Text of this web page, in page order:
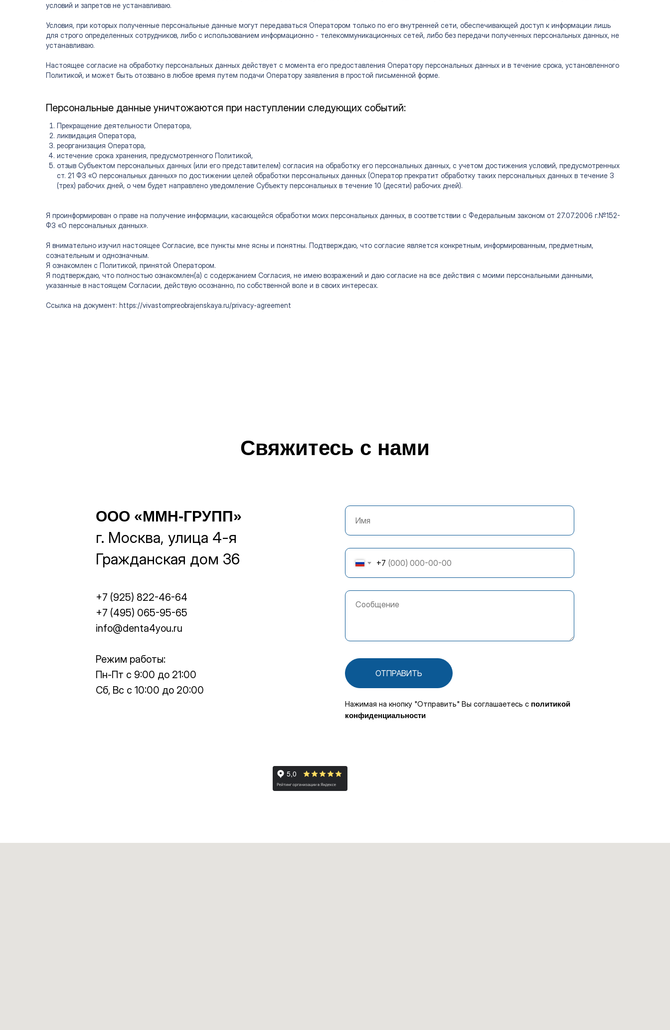
условий и запретов не устанавливаю.
Условия, при которых полученные персональные данные могут передаваться Оператором только по его внутренней сети, обеспечивающей доступ к информации лишь
для строго определенных сотрудников, либо с использованием информационно - телекоммуникационных сетей, либо без передачи полученных персональных данных, не
устанавливаю.
Настоящее согласие на обработку персональных данных действует с момента его предоставления Оператору персональных данных и в течение срока, установленного
Политикой, и может быть отозвано в любое время путем подачи Оператору заявления в простой письменной форме.
Персональные данные уничтожаются при наступлении следующих событий:
Прекращение деятельности Оператора,
ликвидация Оператора,
реорганизация Оператора,
истечение срока хранения, предусмотренного Политикой,
отзыв Субъектом персональных данных (или его представителем) согласия на обработку его персональных данных, с учетом достижения условий, предусмотренных
ст. 21 ФЗ «О персональных данных» по достижении целей обработки персональных данных (Оператор прекратит обработку таких персональных данных в течение 3
(трех) рабочих дней, о чем будет направлено уведомление Субъекту персональных в течение 10 (десяти) рабочих дней).
Я проинформирован о праве на получение информации, касающейся обработки моих персональных данных, в соответствии с Федеральным законом от 27.07.2006 г.№152-
ФЗ «О персональных данных».
Я внимательно изучил настоящее Согласие, все пункты мне ясны и понятны. Подтверждаю, что согласие является конкретным, информированным, предметным,
сознательным и однозначным.
Я ознакомлен с Политикой, принятой Оператором.
Я подтверждаю, что полностью ознакомлен(а) с содержанием Согласия, не имею возражений и даю согласие на все действия с моими персональными данными,
указанные в настоящем Согласии, действую осознанно, по собственной воле и в своих интересах.
Ссылка на документ: https://vivastompreobrajenskaya.ru/privacy-agreement
Свяжитесь с нами
ООО «ММН-ГРУПП»
г. Москва, улица 4-я
Гражданская дом 36
+7 (925) 822-46-64
+7 (495) 065-95-65
info@denta4you.ru
Режим работы:
Пн-Пт с 9:00 до 21:00
Сб, Вс с 10:00 до 20:00
+7
ОТПРАВИТЬ
Нажимая на кнопку "Отправить" Вы соглашаетесь с политикой
конфиденциальности